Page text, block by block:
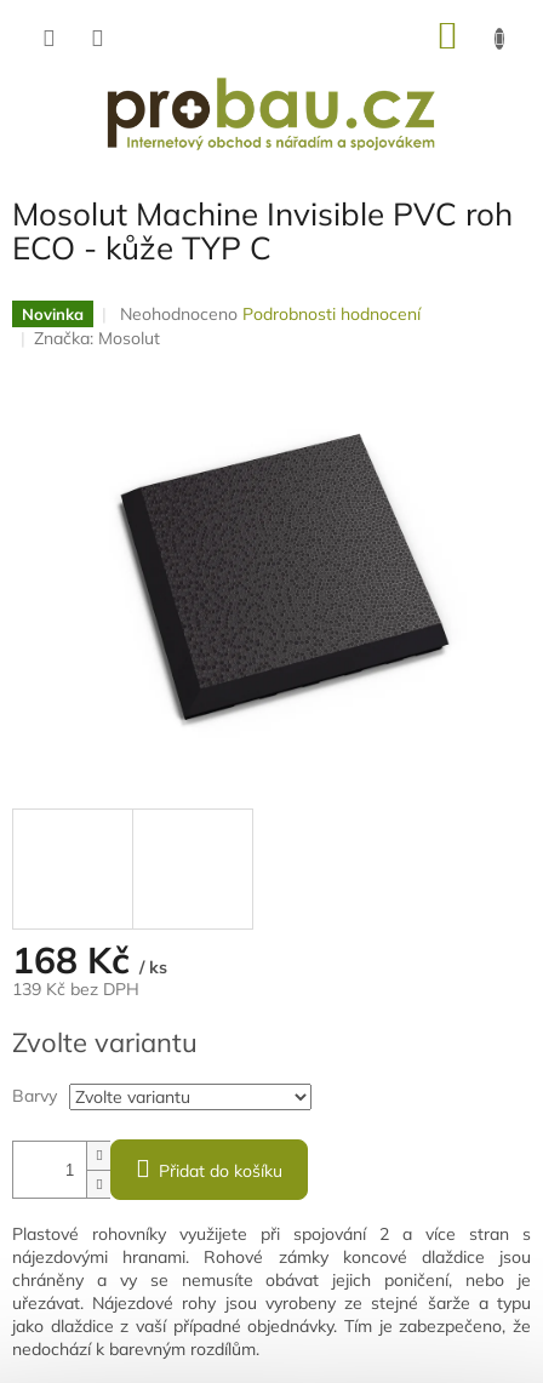
Mosolut Machine Invisible PVC roh
ECO - kůže TYP C
Novinka
Průměrné
hodnocení
hvězdiček.
Neohodnoceno Podrobnosti hodnocení
Značka: Mosolut
168 Kč / ks
139 Kč bez DPH
cena:
Zvolte variantu
Barvy
Přidat do košíku
Plastové rohovníky využijete při spojování 2 a více stran s
nájezdovými hranami. Rohové zámky koncové dlaždice jsou
chráněny a vy se nemusíte obávat jejich poničení, nebo je
uřezávat. Nájezdové rohy jsou vyrobeny ze stejné šarže a typu
jako dlaždice z vaší případné objednávky. Tím je zabezpečeno, že
nedochází k barevným rozdílům.